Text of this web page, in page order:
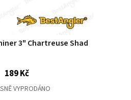
3" Chartreuse Shad
189 Kč
VYPRODÁNO